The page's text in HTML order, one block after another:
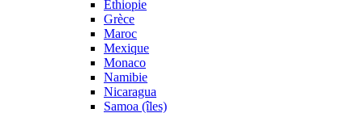
Éthiopie
Grèce
Maroc
Mexique
Monaco
Namibie
Nicaragua
Samoa (îles)